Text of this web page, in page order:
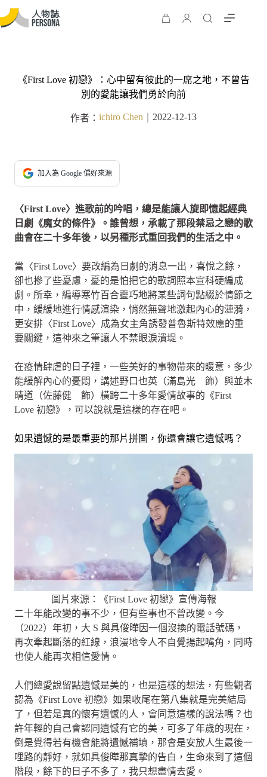
《First Love 初戀》：心中留有彼此的一席之地，不曾告
別的愛能讓我們勇於向前
作者： ichiro Chen 2022-12-13
加入為 Google 偏好來源
〈First Love〉進歌前的吟唱，總是能讓人旋即憶起經典
日劇《魔女的條件》。誰曾想，承載了那段禁忌之戀的歌
曲會在二十多年後，以另種形式重回我們的生活之中。
當〈First Love〉要改編為日劇的消息一出，喜悅之餘，
卻也摻了些憂慮，憂的是怕把它的歌詞照本宣科硬編成
劇。所幸，編導寒竹百合靈巧地將某些詞句點綴於情節之
中，緩緩地進行情感渲染，悄然無聲地激起內心的漣漪，
更安排〈First Love〉成為女主角誘發普魯斯特效應的重
要關鍵，這神來之筆讓人不禁眼淚潰堤。
在疫情肆虐的日子裡，一些美好的事物帶來的暖意，多少
能緩解內心的憂悶，講述野口也英（滿島光 飾）與並木
晴道（佐藤健 飾）橫跨二十多年愛情故事的《First
Love 初戀》，可以說就是這樣的存在吧。
如果遺憾的是最重要的那片拼圖，你還會讓它遺憾嗎？
圖片來源：《First Love 初戀》宣傳海報
二十年能改變的事不少，但有些事也不曾改變。今
（2022）年初，大 S 與具俊曄因一個沒換的電話號碼，
再次牽起斷落的紅線，浪漫地令人不自覺揚起嘴角，同時
也使人能再次相信愛情。
人們總愛說留點遺憾是美的，也是這樣的想法，有些觀者
認為《First Love 初戀》如果收尾在第八集就是完美結局
了，但若是真的懷有遺憾的人，會同意這樣的說法嗎？也
許年輕的自己會認同遺憾有它的美，可多了年歲的現在，
倒是覺得若有機會能將遺憾補填，那會是安放人生最後一
哩路的靜好，就如具俊曄那真摯的告白，生命來到了這個
階段，餘下的日子不多了，我只想盡情去愛。